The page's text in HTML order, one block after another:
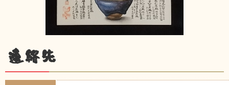
連絡先